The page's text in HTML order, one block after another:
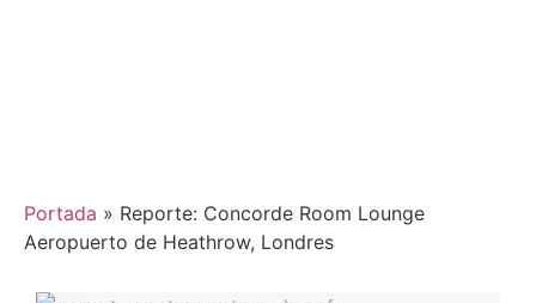
Portada » Reporte: Concorde Room Lounge
Aeropuerto de Heathrow, Londres